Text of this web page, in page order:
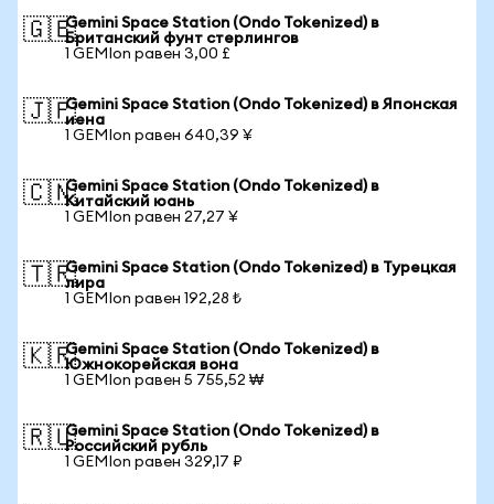
🇬🇧Gemini Space Station (Ondo Tokenized) в
Британский фунт стерлингов
1 GEMIon равен 3,00 £
🇯🇵Gemini Space Station (Ondo Tokenized) в Японская
иена
1 GEMIon равен 640,39 ¥
🇨🇳Gemini Space Station (Ondo Tokenized) в
Китайский юань
1 GEMIon равен 27,27 ¥
🇹🇷Gemini Space Station (Ondo Tokenized) в Турецкая
лира
1 GEMIon равен 192,28 ₺
🇰🇷Gemini Space Station (Ondo Tokenized) в
Южнокорейская вона
1 GEMIon равен 5 755,52 ₩
🇷🇺Gemini Space Station (Ondo Tokenized) в
Российский рубль
1 GEMIon равен 329,17 ₽